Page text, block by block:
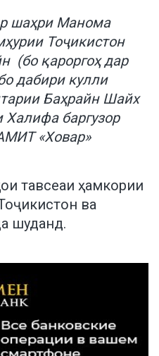
шаҳри Манома
Тоҷикистон
(бо қароргоҳ дар
дабири кулли
Баҳрайн Шайх
баргузор
«Ховар»
тавсеаи ҳамкории
ва
шуданд.